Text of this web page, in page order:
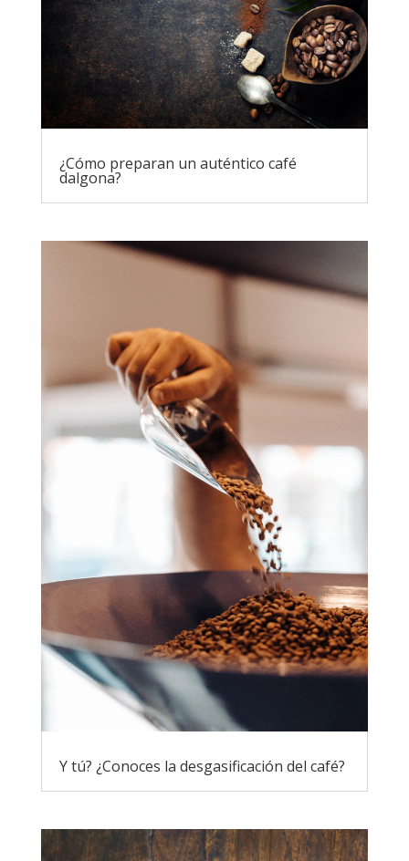
¿Cómo preparan un auténtico café
dalgona?
Y tú? ¿Conoces la desgasificación del café?